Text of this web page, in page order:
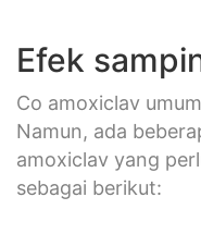
Efek
Co amoxiclav
Namun, ada
amoxiclav yang
sebagai berikut: